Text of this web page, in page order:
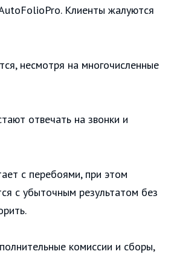
Клиенты жалуются
несмотря на многочисленные
отвечать на звонки и
с перебоями, при этом
с убыточным результатом без
комиссии и сборы,